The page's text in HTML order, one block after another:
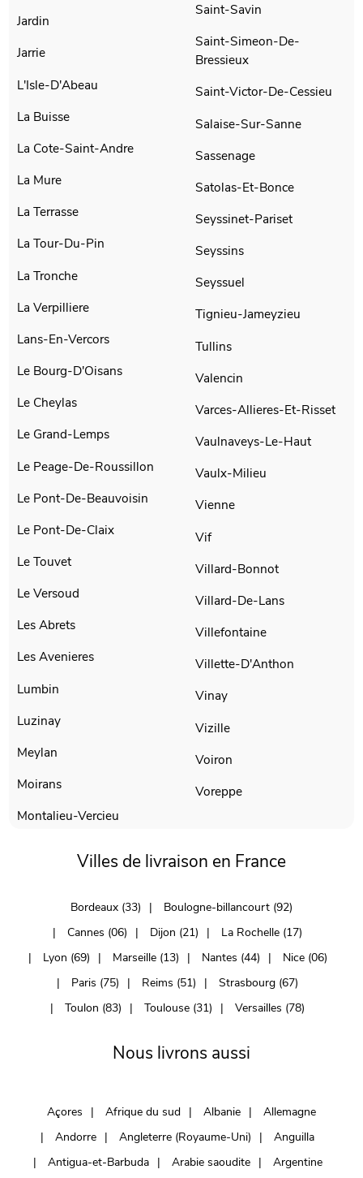
Jardin
Jarrie
L'Isle-D'Abeau
La Buisse
La Cote-Saint-Andre
La Mure
La Terrasse
La Tour-Du-Pin
La Tronche
La Verpilliere
Lans-En-Vercors
Le Bourg-D'Oisans
Le Cheylas
Le Grand-Lemps
Le Peage-De-Roussillon
Le Pont-De-Beauvoisin
Le Pont-De-Claix
Le Touvet
Le Versoud
Les Abrets
Les Avenieres
Lumbin
Luzinay
Meylan
Moirans
Montalieu-Vercieu
Saint-Savin
Saint-Simeon-De-
Bressieux
Saint-Victor-De-Cessieu
Salaise-Sur-Sanne
Sassenage
Satolas-Et-Bonce
Seyssinet-Pariset
Seyssins
Seyssuel
Tignieu-Jameyzieu
Tullins
Valencin
Varces-Allieres-Et-Risset
Vaulnaveys-Le-Haut
Vaulx-Milieu
Vienne
Vif
Villard-Bonnot
Villard-De-Lans
Villefontaine
Villette-D'Anthon
Vinay
Vizille
Voiron
Voreppe
Villes de livraison en France
Bordeaux (33)
Boulogne-billancourt (92)
Cannes (06)
Dijon (21)
La Rochelle (17)
Lyon (69)
Marseille (13) Nantes (44)
Nice (06)
Paris (75)
Reims (51)
Strasbourg (67)
Toulon (83)
Toulouse (31) Versailles (78)
Nous livrons aussi
Açores Afrique du sud Albanie
Allemagne
Andorre
Angleterre (Royaume-Uni)
Anguilla
Antigua-et-Barbuda
Arabie saoudite
Argentine